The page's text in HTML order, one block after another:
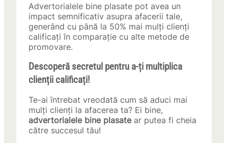
Advertorialele bine plasate pot avea un
impact semnificativ asupra afacerii tale,
generând cu până la 50% mai mulți clienți
calificați în comparație cu alte metode de
promovare.
Descoperă secretul pentru a-ți multiplica
clienții calificați!
Te-ai întrebat vreodată cum să aduci mai
mulți clienți la afacerea ta? Ei bine,
advertorialele bine plasatear putea fi cheia
către succesul tău!